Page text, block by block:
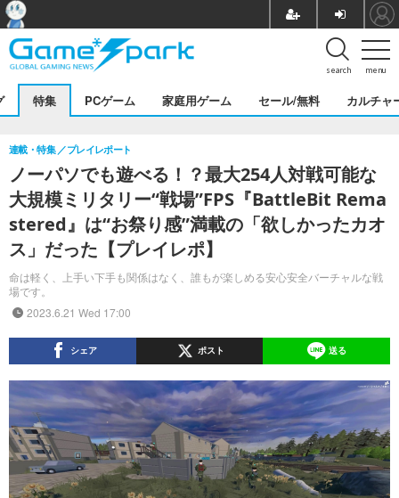
menu
search
特集 PCゲーム 家庭用ゲーム セール/無料 カルチャ
ノーパソでも遊べる！？最大254人対戦可能な
大規模ミリタリー“戦場”FPS『BattleBit Rema
stered』は“お祭り感”満載の「欲しかったカオ
ス」だった【プレイレポ】
命は軽く、上手い下手も関係はなく、誰もが楽しめる安心安全バーチャルな戦
場です。
連載・特集 プレイレポート
2023.6.21 Wed 17:00
シェア ポスト 送る